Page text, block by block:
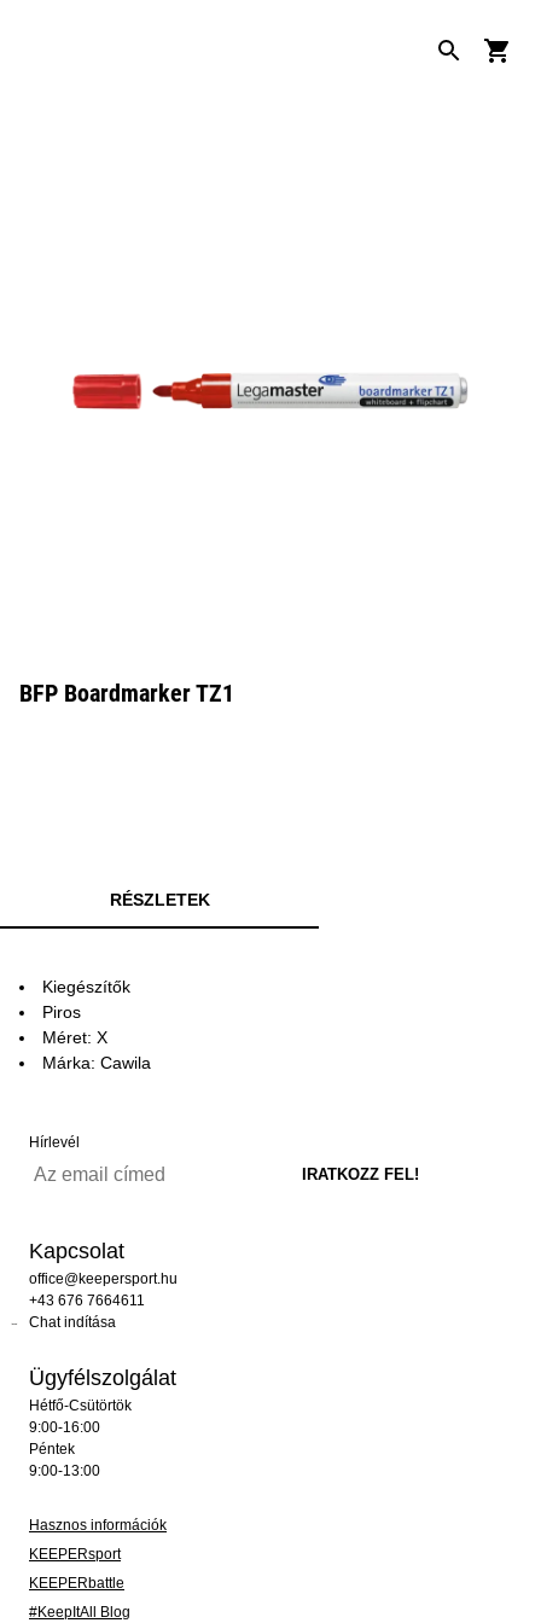
BFP Boardmarker TZ1
RÉSZLETEK
Kiegészítők
Piros
Méret: X
Márka: Cawila
Hírlevél
Kapcsolat
office@keepersport.hu
+43 676 7664611
Chat indítása
Ügyfélszolgálat
Hétfő-Csütörtök
9:00-16:00
Péntek
9:00-13:00
Hasznos információk
KEEPERsport
KEEPERbattle
#KeepItAll Blog